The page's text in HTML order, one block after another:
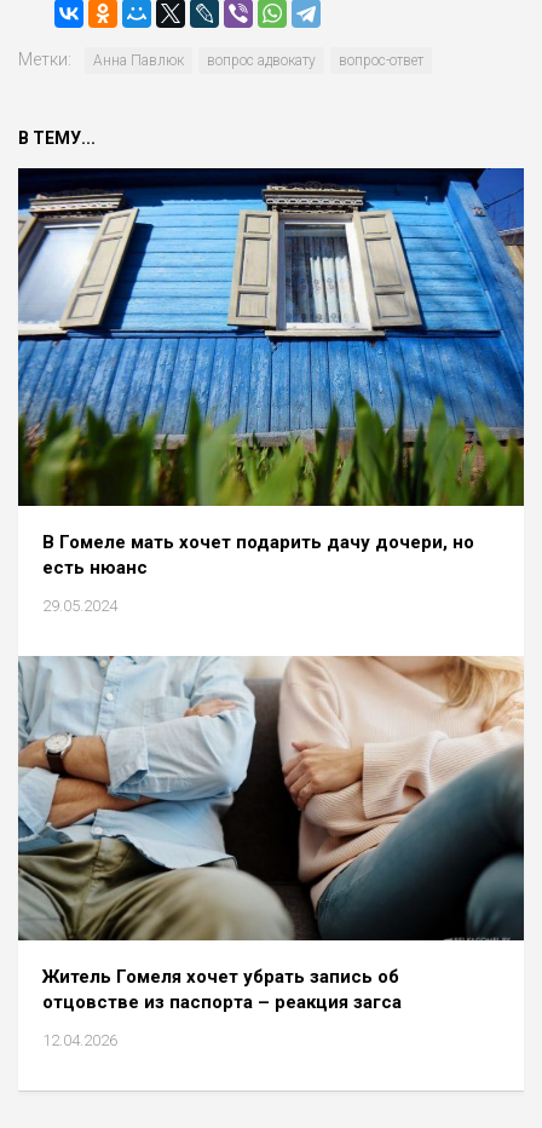
Метки: Анна Павлюк вопрос адвокату вопрос-ответ
В ТЕМУ...
В Гомеле мать хочет подарить дачу дочери, но
есть нюанс
29.05.2024
Житель Гомеля хочет убрать запись об
отцовстве из паспорта – реакция загса
12.04.2026